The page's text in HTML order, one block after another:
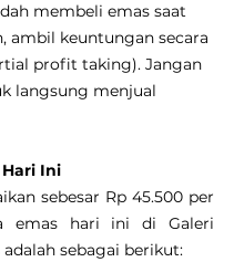
membeli emas saat
ambil keuntungan secara
profit taking). Jangan
langsung menjual
Hari Ini
sebesar Rp 45.500 per
emas hari ini di Galeri
adalah sebagai berikut: